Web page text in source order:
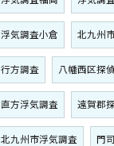
浮気調査小倉 北九州
行方調査 八幡西区探偵
直方浮気調査 遠賀郡
北九州市浮気調査 門